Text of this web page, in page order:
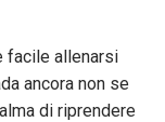
facile allenarsi
ancora non se
di riprendere